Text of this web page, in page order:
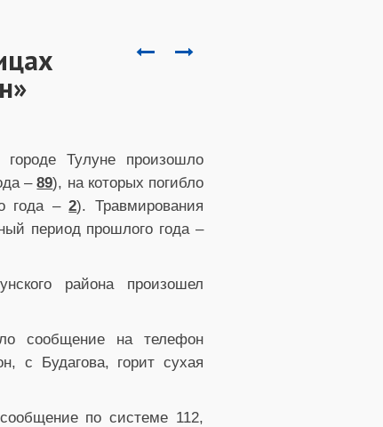
Тулуне произошло
–89), на которых погибло
года –2). Травмирования
период прошлого года –
района произошел
сообщение на телефон
с Будагова, горит сухая
по системе 112,